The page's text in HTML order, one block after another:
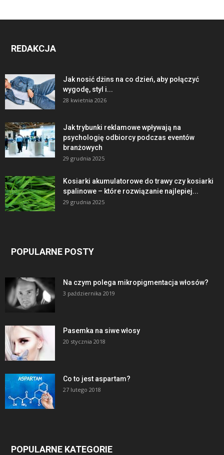
REDAKCJA
Jak nosić dżins na co dzień, aby połączyć
wygodę, styl i...
28 kwietnia 2026
Jak trybunki reklamowe wpływają na
psychologię odbiorcy podczas eventów
branżowych
29 grudnia 2025
Kosiarki akumulatorowe do trawy czy kosiarki
spalinowe – które rozwiązanie najlepiej...
29 grudnia 2025
POPULARNE POSTY
Na czym polega mikropigmentacja włosów?
3 października 2019
Pasemka na siwe włosy
20 stycznia 2018
Co to jest aspartam?
27 lutego 2018
POPULARNE KATEGORIE